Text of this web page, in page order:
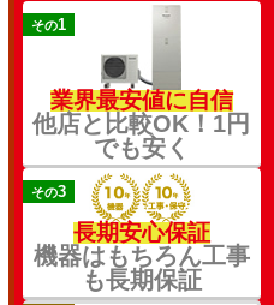
その1
業界最安値に自信
他店と比較OK！1円
でも安く
その3
長期安心保証
機器はもちろん工事
も長期保証